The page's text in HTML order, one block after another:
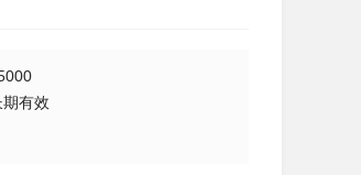
期有效